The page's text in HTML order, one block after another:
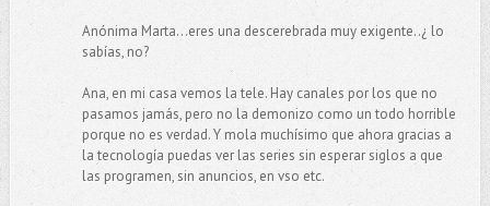
Anónima Marta...eres una descerebrada muy exigente..¿ lo
sabías, no?
Ana, en mi casa vemos la tele. Hay canales por los que no
pasamos jamás, pero no la demonizo como un todo horrible
porque no es verdad. Y mola muchísimo que ahora gracias a
la tecnología puedas ver las series sin esperar siglos a que
las programen, sin anuncios, en vso etc.